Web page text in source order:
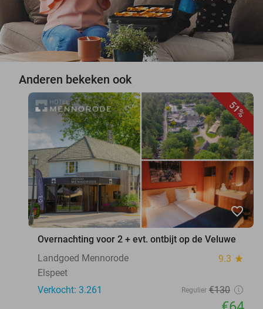
Anderen bekeken ook
51%
favorite_border
Overnachting voor 2 + evt. ontbijt op de Veluwe
Landgoed Mennorode
9.3 star
Elspeet
Verkocht: 3.261
Regulier €130